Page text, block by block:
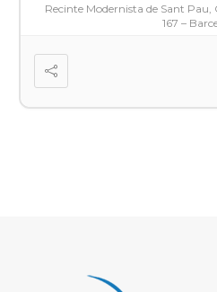
Recinte Modernista de Sant
167 –